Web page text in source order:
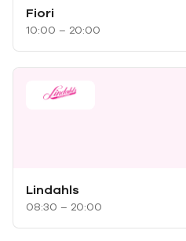
Fiori
10:00 – 20:00
Lindahls
08:30 – 20:00